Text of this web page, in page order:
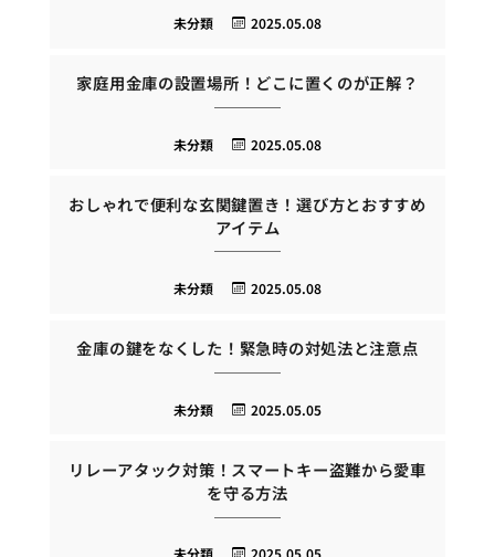
2025.05.08
未分類
家庭用金庫の設置場所！どこに置くのが正解？
2025.05.08
未分類
おしゃれで便利な玄関鍵置き！選び方とおすすめ
アイテム
2025.05.08
未分類
金庫の鍵をなくした！緊急時の対処法と注意点
2025.05.05
未分類
リレーアタック対策！スマートキー盗難から愛車
を守る方法